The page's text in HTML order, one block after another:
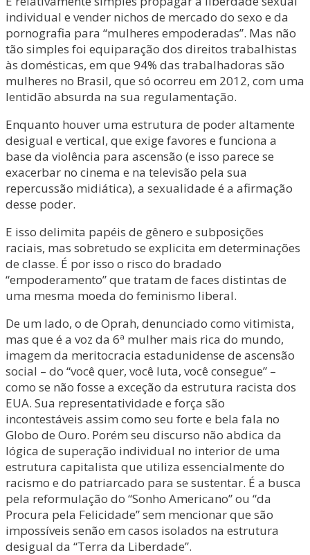
individual e vender nichos de mercado do sexo e da
pornografia para “mulheres empoderadas”. Mas não
tão simples foi equiparação dos direitos trabalhistas
às domésticas, em que 94% das trabalhadoras são
mulheres no Brasil, que só ocorreu em 2012, com uma
lentidão absurda na sua regulamentação.
Enquanto houver uma estrutura de poder altamente
desigual e vertical, que exige favores e funciona a
base da violência para ascensão (e isso parece se
exacerbar no cinema e na televisão pela sua
repercussão midiática), a sexualidade é a afirmação
desse poder.
E isso delimita papéis de gênero e subposições
raciais, mas sobretudo se explicita em determinações
de classe. É por isso o risco do bradado
“empoderamento” que tratam de faces distintas de
uma mesma moeda do feminismo liberal.
De um lado, o de Oprah, denunciado como vitimista,
mas que é a voz da 6ª mulher mais rica do mundo,
imagem da meritocracia estadunidense de ascensão
social – do “você quer, você luta, você consegue” –
como se não fosse a exceção da estrutura racista dos
EUA. Sua representatividade e força são
incontestáveis assim como seu forte e bela fala no
Globo de Ouro. Porém seu discurso não abdica da
lógica de superação individual no interior de uma
estrutura capitalista que utiliza essencialmente do
racismo e do patriarcado para se sustentar. É a busca
pela reformulação do “Sonho Americano” ou “da
Procura pela Felicidade” sem mencionar que são
impossíveis senão em casos isolados na estrutura
desigual da “Terra da Liberdade”.